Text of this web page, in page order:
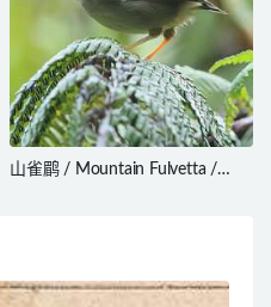
山雀鹛 / Mountain Fulvetta /